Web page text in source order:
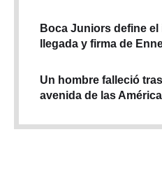
Boca Juniors define
llegada y firma de
Un hombre falleció
avenida de las